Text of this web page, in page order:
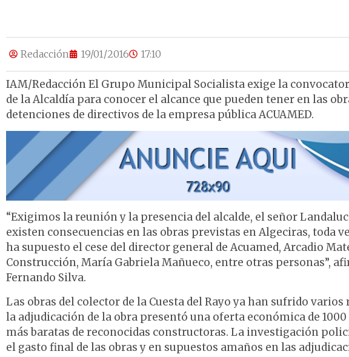
Redacción 19/01/2016 17:10
IAM/Redacción El Grupo Municipal Socialista exige la
de la Alcaldía para conocer el alcance que pueden tener en las
detenciones de directivos de la empresa pública ACUAMED.
“Exigimos la reunión y la presencia del alcalde, el señor
existen consecuencias en las obras previstas en Algeciras, toda
ha supuesto el cese del director general de Acuamed, Arcadio
Construcción, María Gabriela Mañueco, entre otras personas”,
Fernando Silva.
Las obras del colector de la Cuesta del Rayo ya han sufrido
la adjudicación de la obra presentó una oferta económica de
más baratas de reconocidas constructoras. La investigación
el gasto final de las obras y en supuestos amaños en las